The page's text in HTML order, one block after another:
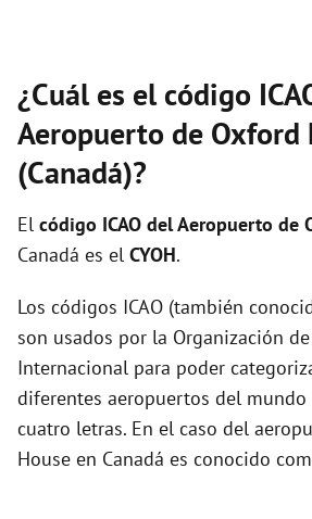
¿Cuál es el código
Aeropuerto de Oxford
(Canadá)?
El código ICAO delAeropuerto de
Canadá es el CYOH.
Los códigos ICAO (también
son usados por la Organización
Internacional para poder
diferentes aeropuertos del
cuatro letras. En el caso del
House en Canadá es conocido